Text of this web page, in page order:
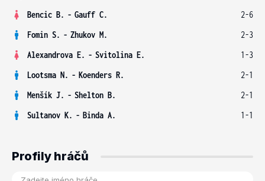
Bencic B. - Gauff C.
2-6
Fomin S. - Zhukov M.
2-3
Alexandrova E. - Svitolina E.
1-3
Lootsma N. - Koenders R.
2-1
Menšík J. - Shelton B.
2-1
Sultanov K. - Binda A. 1-1
Profily hráčů